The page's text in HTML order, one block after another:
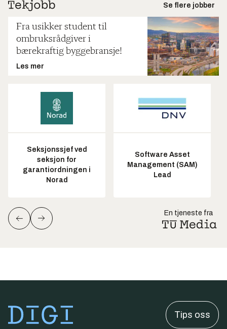
Se flere jobber
Fra usikker student til
ombruksrådgiver i
bærekraftig byggebransje!
Les mer
Seksjonssjef ved
seksjon for
garantiordningen i
Norad
Software Asset
Management (SAM)
Lead
En tjeneste fra
Tips oss